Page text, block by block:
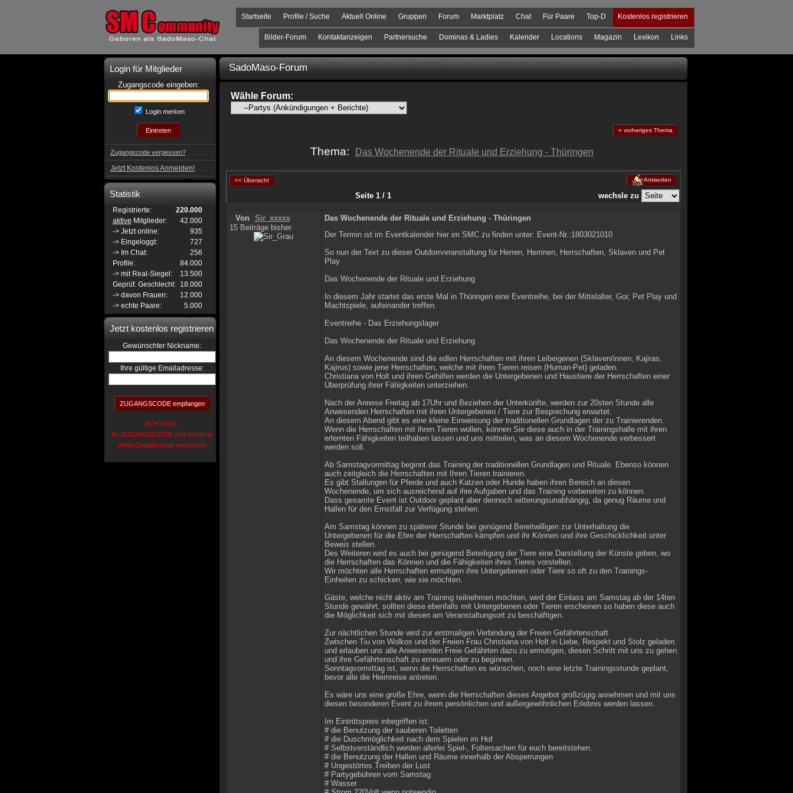
Kostenlos registrieren
Top-D
Für Paare
Chat
Marktplatz
Forum
Gruppen
Aktuell Online
Profile / Suche
Startseite
Links
Lexikon
Magazin
Locations
Kalender
Dominas & Ladies
Partnersuche
Kontaktanzeigen
Bilder-Forum
Login für Mitglieder
Zugangscode eingeben:
Login merken
Zugangscode vergessen?
Jetzt Kostenlos Anmelden!
Statistik
Registrierte:
220.000
aktive Mitglieder:
42.000
-> Jetzt online:
935
-> Eingeloggt:
727
-> Im Chat:
256
Profile:
84.000
-> mit Real-Siegel:
13.500
Geprüf. Geschlecht:
18.000
-> davon Frauen:
12.000
-> echte Paare:
5.000
Jetzt kostenlos registrieren
Gewünschter Nickname:
Ihre gültige Emailadresse:
ACHTUNG:
Ihr ZUGANGSCODE wird sofort an
diese Emailadresse verschickt
SadoMaso-Forum
Wähle Forum:
« vorheriges Thema
Thema: Das Wochenende der Rituale und Erziehung - Thüringen
<< Übersicht Antworten
Seite 1 / 1 wechsle zu
Von
Sir_xxxxx
15 Beiträge bisher
Das Wochenende der Rituale und Erziehung - Thüringen
Der Termin ist im Eventkalender hier im SMC zu finden unter: Event-Nr.:1803021010
So nun der Text zu dieser Outdorrveranstaltung für Herren, Herrinen, Herrschaften, Sklaven und Pet
Play
Das Wochenende der Rituale und Erziehung
In diesem Jahr startet das erste Mal in Thüringen eine Eventreihe, bei der Mittelalter, Gor, Pet Play und
Machtspiele, aufeinander treffen.
Eventreihe - Das Erziehungslager
Das Wochenende der Rituale und Erziehung
An diesem Wochenende sind die edlen Herrschaften mit ihren Leibeigenen (Sklaven/innen, Kajiras,
Kajirus) sowie jene Herrschaften, welche mit ihren Tieren reisen (Human-Pet) geladen.
Christiana von Holt und ihren Gehilfen werden die Untergebenen und Haustiere der Herrschaften einer
Überprüfung ihrer Fähigkeiten unterziehen.
Nach der Anreise Freitag ab 17Uhr und Beziehen der Unterkünfte, werden zur 20sten Stunde alle
Anwesenden Herrschaften mit ihren Untergebenen / Tiere zur Besprechung erwartet.
An diesem Abend gibt es eine kleine Einweisung der traditionellen Grundlagen der zu Trainierenden.
Wenn die Herrschaften mit ihren Tieren wollen, können Sie diese auch in der Trainingshalle mit ihren
erlernten Fähigkeiten teilhaben lassen und uns mitteilen, was an diesem Wochenende verbessert
werden soll.
Ab Samstagvormittag beginnt das Training der traditionellen Grundlagen und Rituale. Ebenso können
auch zeitgleich die Herrschaften mit Ihren Tieren trainieren.
Es gibt Stallungen für Pferde und auch Katzen oder Hunde haben ihren Bereich an diesen
Wochenende, um sich ausreichend auf ihre Aufgaben und das Training vorbereiten zu können.
Dass gesamte Event ist Outdoor geplant aber dennoch witterungsunabhängig, da genug Räume und
Hallen für den Ernstfall zur Verfügung stehen.
Am Samstag können zu späterer Stunde bei genügend Bereitwilligen zur Unterhaltung die
Untergebenen für die Ehre der Herrschaften kämpfen und ihr Können und ihre Geschicklichkeit unter
Beweis stellen.
Des Weiteren wird es auch bei genügend Beteiligung der Tiere eine Darstellung der Künste geben, wo
die Herrschaften das Können und die Fähigkeiten ihres Tieres vorstellen.
Wir möchten alle Herrschaften ermutigen ihre Untergebenen oder Tiere so oft zu den Trainings-
Einheiten zu schicken, wie sie möchten.
Gäste, welche nicht aktiv am Training teilnehmen möchten, wird der Einlass am Samstag ab der 14ten
Stunde gewährt, sollten diese ebenfalls mit Untergebenen oder Tieren erscheinen so haben diese auch
die Möglichkeit sich mit diesen am Veranstaltungsort zu beschäftigen.
Zur nächtlichen Stunde wird zur erstmaligen Verbindung der Freien Gefährtenschaft
Zwischen Tiu von Wolkos und der Freien Frau Christiana von Holt in Liebe, Respekt und Stolz geladen.
und erlauben uns alle Anwesenden Freie Gefährten dazu zu ermutigen, diesen Schritt mit uns zu gehen
und ihre Gefährtenschaft zu erneuern oder zu beginnen.
Sonntagvormittag ist, wenn die Herrschaften es wünschen, noch eine letzte Trainingsstunde geplant,
bevor alle die Heimreise antreten.
Es wäre uns eine große Ehre, wenn die Herrschaften dieses Angebot großzügig annehmen und mit uns
diesen besonderen Event zu ihrem persönlichen und außergewöhnlichen Erlebnis werden lassen.
Im Eintrittspreis inbegriffen ist:
# die Benutzung der sauberen Toiletten
# die Duschmöglichkeit nach dem Spielen im Hof
# Selbstverständlich werden allerlei Spiel-, Foltersachen für euch bereitstehen.
# die Benutzung der Hallen und Räume innerhalb der Absperrungen
# Ungestörtes Treiben der Lust
# Partygebühren vom Samstag
# Wasser